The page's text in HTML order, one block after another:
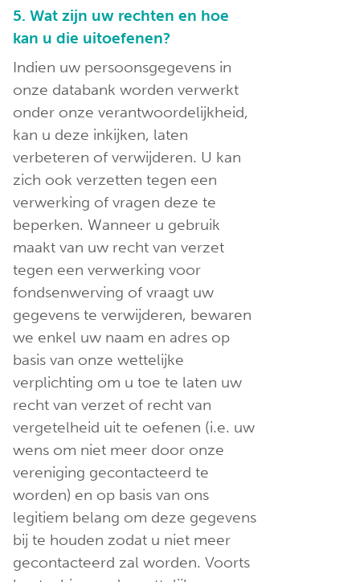
5. Wat zijn uw rechten en hoe
kan u die uitoefenen?
Indien uw persoonsgegevens in
onze databank worden verwerkt
onder onze verantwoordelijkheid,
kan u deze inkijken, laten
verbeteren of verwijderen. U kan
zich ook verzetten tegen een
verwerking of vragen deze te
beperken. Wanneer u gebruik
maakt van uw recht van verzet
tegen een verwerking voor
fondsenwerving of vraagt uw
gegevens te verwijderen, bewaren
we enkel uw naam en adres op
basis van onze wettelijke
verplichting om u toe te laten uw
recht van verzet of recht van
vergetelheid uit te oefenen (i.e. uw
wens om niet meer door onze
vereniging gecontacteerd te
worden) en op basis van ons
legitiem belang om deze gegevens
bij te houden zodat u niet meer
gecontacteerd zal worden. Voorts